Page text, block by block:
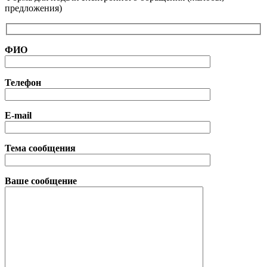
предложения)
ФИО
Телефон
E-mail
Тема сообщения
Ваше сообщение